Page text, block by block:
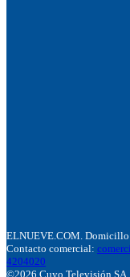
ELNUEVE.COM.
Contacto comercial:
4204020
©2026 Cuyo Televisión SA.